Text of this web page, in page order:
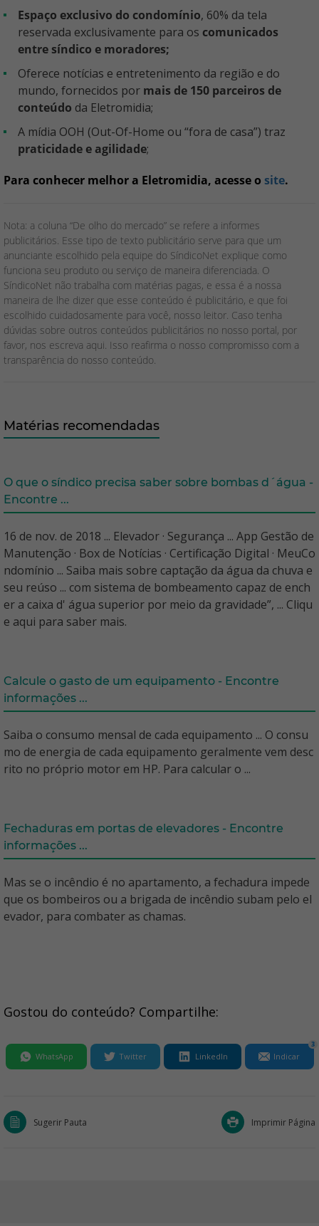
Espaço exclusivo do condomínio, 60% da tela
reservada exclusivamente para os comunicados
entre síndico e moradores;
Oferece notícias e entretenimento da região e do
mundo, fornecidos por mais de 150 parceiros de
conteúdo da Eletromidia;
A mídia OOH (Out-Of-Home ou “fora de casa”) traz
praticidade e agilidade;
Para conhecer melhor a Eletromidia, acesse o site.
Nota: a coluna “De olho do mercado” se refere a informes
publicitários. Esse tipo de texto publicitário serve para que um
anunciante escolhido pela equipe do SíndicoNet explique como
funciona seu produto ou serviço de maneira diferenciada. O
SíndicoNet não trabalha com matérias pagas, e essa é a nossa
maneira de lhe dizer que esse conteúdo é publicitário, e que foi
escolhido cuidadosamente para você, nosso leitor. Caso tenha
dúvidas sobre outros conteúdos publicitários no nosso portal, por
favor, nos escreva aqui. Isso reafirma o nosso compromisso com a
transparência do nosso conteúdo.
Matérias recomendadas
O que o síndico precisa saber sobre bombas d´água -
Encontre ...
16 de nov. de 2018 ... Elevador · Segurança ... App Gestão de
Manutenção · Box de Notícias · Certificação Digital · MeuCo
ndomínio ... Saiba mais sobre captação da água da chuva e
seu reúso ... com sistema de bombeamento capaz de ench
er a caixa d' água superior por meio da gravidade”, ... Cliqu
e aqui para saber mais.
Calcule o gasto de um equipamento - Encontre
informações ...
Saiba o consumo mensal de cada equipamento ... O consu
mo de energia de cada equipamento geralmente vem desc
rito no próprio motor em HP. Para calcular o ...
Fechaduras em portas de elevadores - Encontre
informações ...
Mas se o incêndio é no apartamento, a fechadura impede
que os bombeiros ou a brigada de incêndio subam pelo el
evador, para combater as chamas.
Gostou do conteúdo? Compartilhe:
WhatsApp Twitter LinkedIn Indicar
3
Sugerir Pauta Imprimir Página